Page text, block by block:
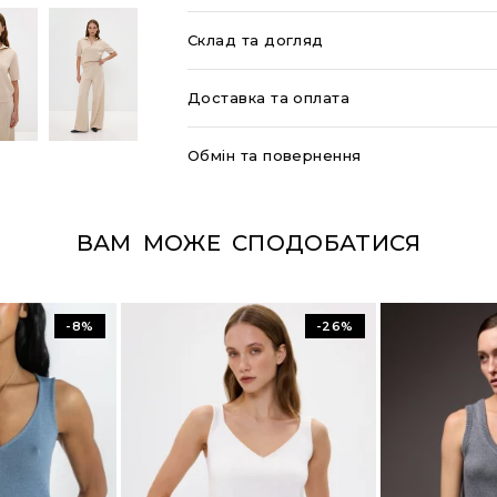
Склад та догляд
Доставка та оплата
Обмін та повернення
ВАМ МОЖЕ СПОДОБАТИСЯ
-8% -26%